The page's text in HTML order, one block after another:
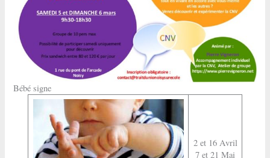
Bébé signe
2 et 16 Avril
7 et 21 Mai